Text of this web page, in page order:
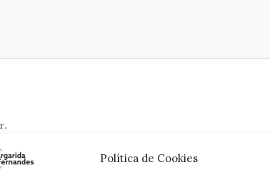
Política de Cookies
poderá deixá-lo confuso e pensativo.
de trabalho mais tenso.